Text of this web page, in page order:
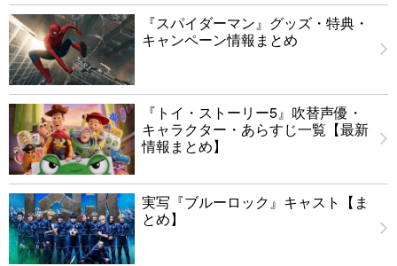
『スパイダーマン』グッズ・特典・
キャンペーン情報まとめ
『トイ・ストーリー5』吹替声優・
キャラクター・あらすじ一覧【最新
情報まとめ】
実写『ブルーロック』キャスト【ま
とめ】